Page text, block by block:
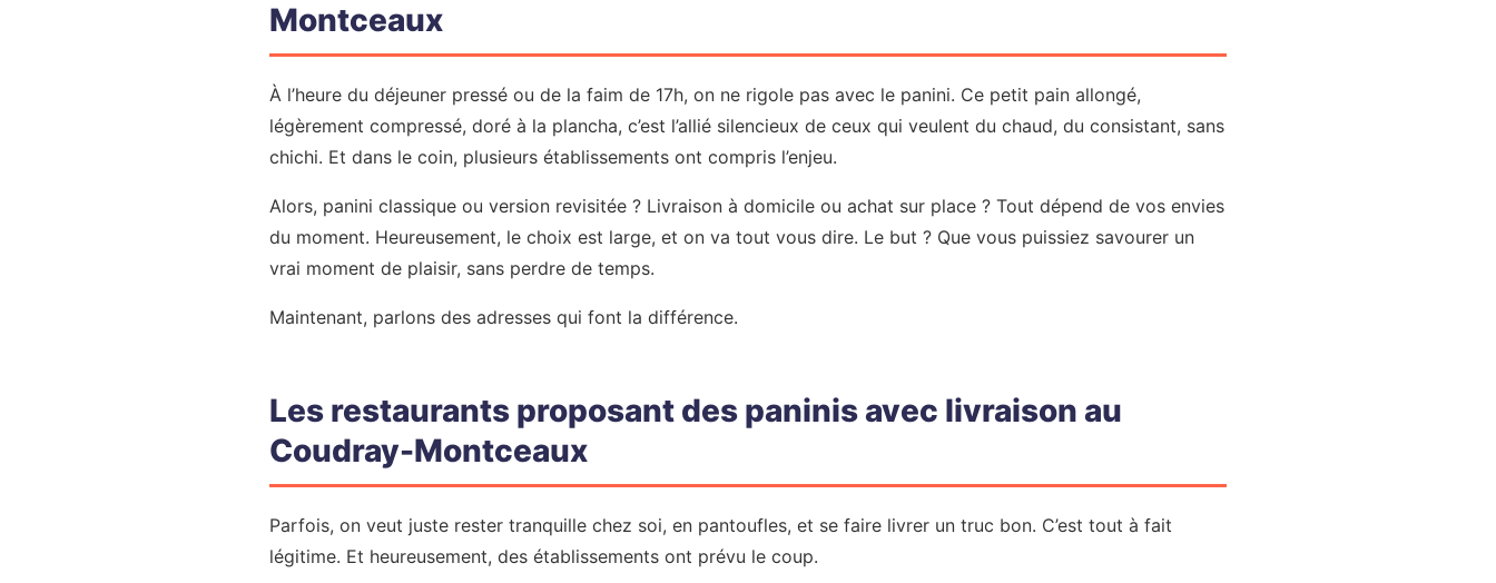
Montceaux
À l’heure du déjeuner pressé ou de la faim de 17h, on ne rigole pas avec le panini. Ce petit pain allongé,
légèrement compressé, doré à la plancha, c’est l’allié silencieux de ceux qui veulent du chaud, du consistant, sans
chichi. Et dans le coin, plusieurs établissements ont compris l’enjeu.
Alors, panini classique ou version revisitée ? Livraison à domicile ou achat sur place ? Tout dépend de vos envies
du moment. Heureusement, le choix est large, et on va tout vous dire. Le but ? Que vous puissiez savourer un
vrai moment de plaisir, sans perdre de temps.
Maintenant, parlons des adresses qui font la différence.
Les restaurants proposant des paninis avec livraison au
Coudray-Montceaux
Parfois, on veut juste rester tranquille chez soi, en pantoufles, et se faire livrer un truc bon. C’est tout à fait
légitime. Et heureusement, des établissements ont prévu le coup.